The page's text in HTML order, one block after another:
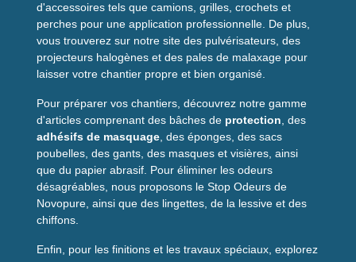
d'accessoires tels que camions, grilles, crochets et
perches pour une application professionnelle. De plus,
vous trouverez sur notre site des pulvérisateurs, des
projecteurs halogènes et des pales de malaxage pour
laisser votre chantier propre et bien organisé.
Pour préparer vos chantiers, découvrez notre gamme
d'articles comprenant des bâches de protection , des
adhésifs de masquage , des éponges, des sacs
poubelles, des gants, des masques et visières, ainsi
que du papier abrasif. Pour éliminer les odeurs
désagréables, nous proposons le Stop Odeurs de
Novopure, ainsi que des lingettes, de la lessive et des
chiffons.
Enfin, pour les finitions et les travaux spéciaux, explorez